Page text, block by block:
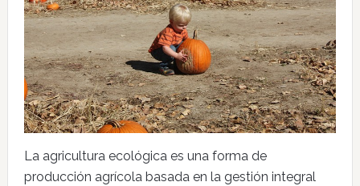
La agricultura ecológica es una forma de
producción agrícola basada en la gestión integral